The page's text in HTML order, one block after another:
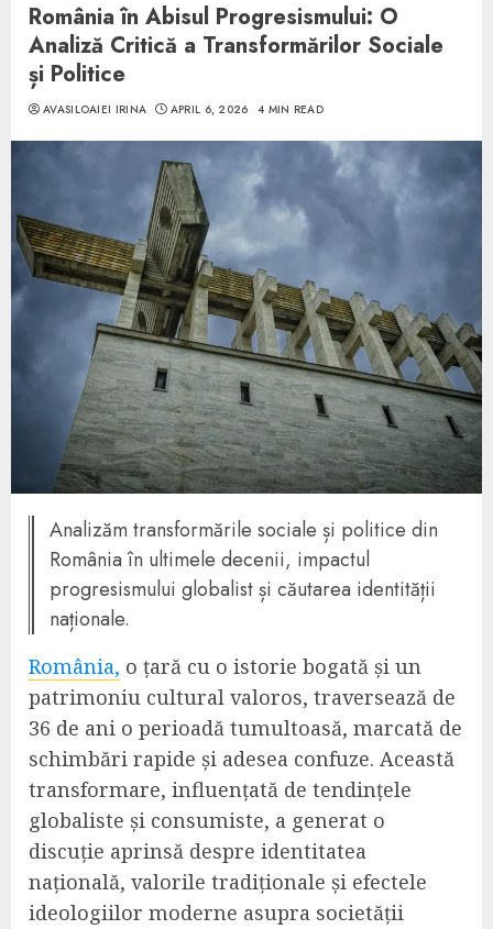
România în Abisul Progresismului: O
Analiză Critică a Transformărilor Sociale
și Politice
AVASILOAIEI IRINA APRIL 6, 2026 4 MIN READ
Analizăm transformările sociale și politice din
România în ultimele decenii, impactul
progresismului globalist și căutarea identității
naționale.
România, o țară cu o istorie bogată și un
patrimoniu cultural valoros, traversează de
36 de ani o perioadă tumultoasă, marcată de
schimbări rapide și adesea confuze. Această
transformare, influențată de tendințele
globaliste și consumiste, a generat o
discuție aprinsă despre identitatea
națională, valorile tradiționale și efectele
ideologiilor moderne asupra societății